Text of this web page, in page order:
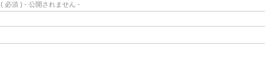
( 必須 ) - 公開されません -